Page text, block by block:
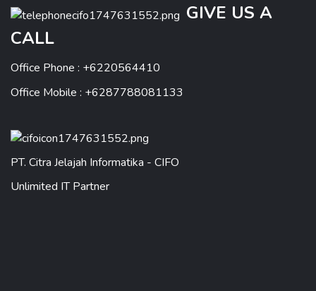
GIVE US A
CALL
Office Phone : +6220564410
Office Mobile : +6287788081133
PT. Citra Jelajah Informatika - CIFO
Unlimited IT Partner